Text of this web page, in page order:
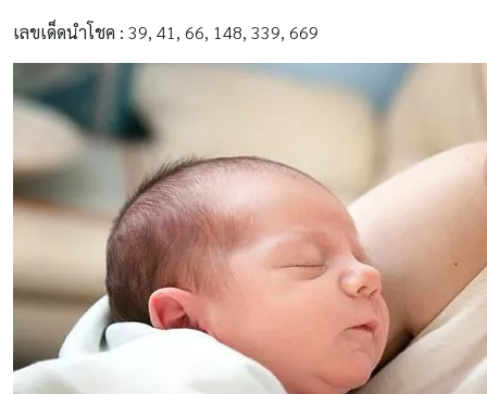
เลขเด็ดนำโชค : 39, 41, 66, 148, 339, 669